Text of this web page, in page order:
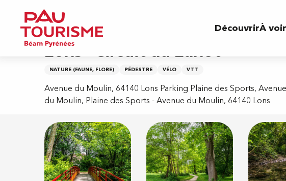
contenu
principal
DécouvrirÀ
Accueil
Lons - Circuit du Lanot
NATURE (FAUNE, FLORE) PÉDESTRE VÉLO VTT
Avenue du Moulin, 64140 Lons Parking Plaine des Sports, Avenue
du Moulin, Plaine des Sports - Avenue du Moulin, 64140 Lons